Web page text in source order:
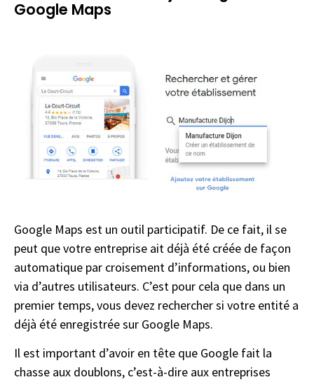
Google Maps
Google Maps est un outil participatif. De ce fait, il se
peut que votre entreprise ait déjà été créée de façon
automatique par croisement d’informations, ou bien
via d’autres utilisateurs. C’est pour cela que dans un
premier temps, vous devez rechercher si votre entité a
déjà été enregistrée sur Google Maps.
Il est important d’avoir en tête que Google fait la
chasse aux doublons, c’est-à-dire aux entreprises